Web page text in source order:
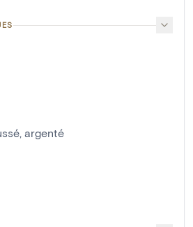
, argenté